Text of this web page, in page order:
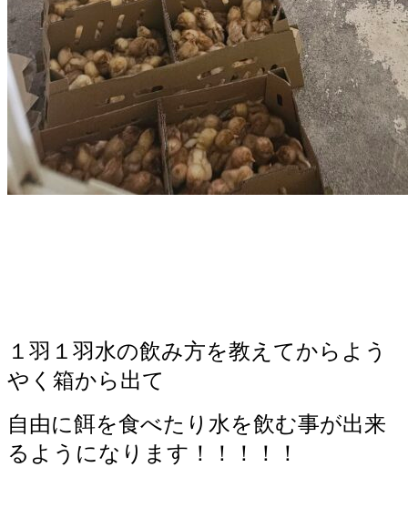
１羽１羽水の飲み方を教えてからよう
やく箱から出て
自由に餌を食べたり水を飲む事が出来
るようになります！！！！！